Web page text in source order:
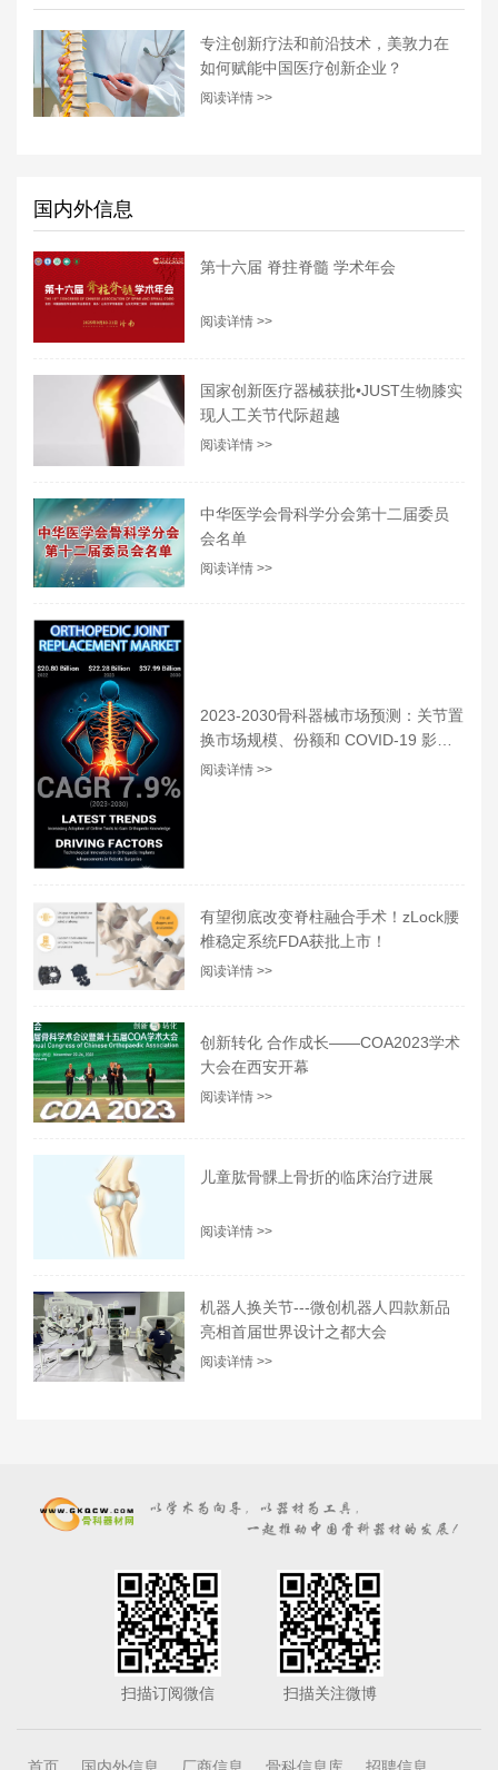
专注创新疗法和前沿技术，美敦力在
如何赋能中国医疗创新企业？
阅读详情 >>
国内外信息
第十六届 脊拄脊髓 学术年会
阅读详情 >>
国家创新医疗器械获批•JUST生物膝实
现人工关节代际超越
阅读详情 >>
中华医学会骨科学分会第十二届委员
会名单
阅读详情 >>
2023-2030骨科器械市场预测：关节置
换市场规模、份额和 COVID-19 影响
分析
阅读详情 >>
有望彻底改变脊柱融合手术！zLock腰
椎稳定系统FDA获批上市！
阅读详情 >>
创新转化 合作成长——COA2023学术
大会在西安开幕
阅读详情 >>
儿童肱骨髁上骨折的临床治疗进展
阅读详情 >>
机器人换关节---微创机器人四款新品
亮相首届世界设计之都大会
阅读详情 >>
扫描订阅微信 扫描关注微博
首页 国内外信息 厂商信息 骨科信息库 招聘信息